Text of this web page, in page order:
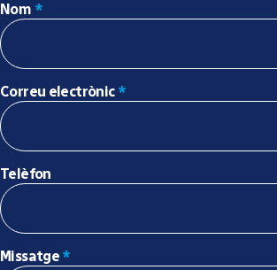
Nom *
Correu electrònic *
Telèfon
Missatge *